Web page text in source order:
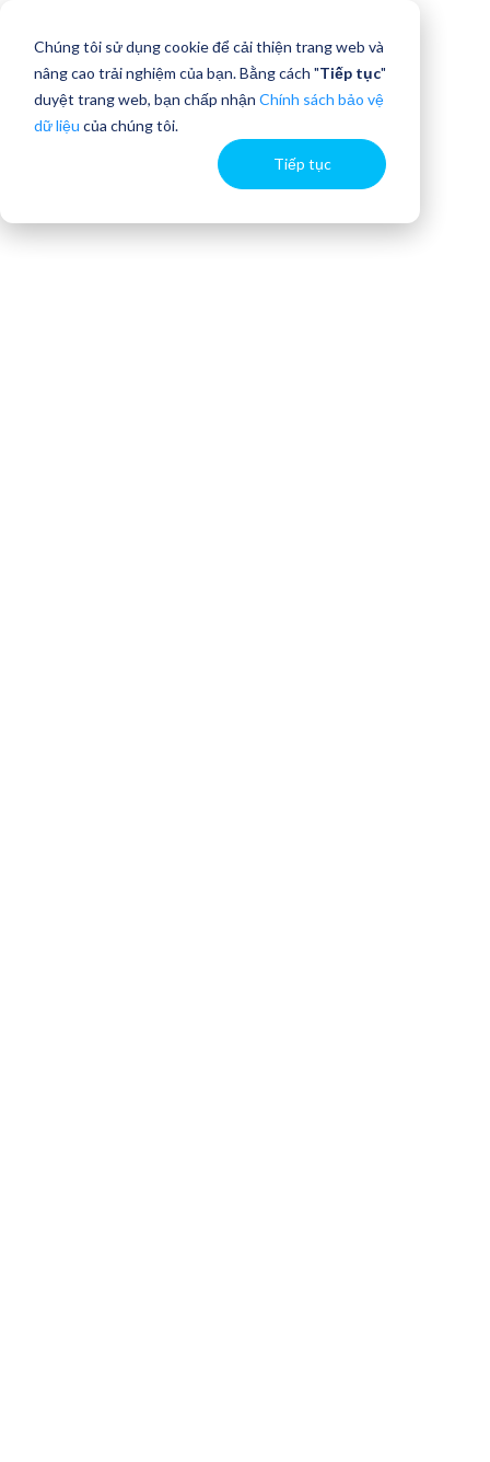
Chúng tôi sử dụng cookie để cải thiện trang web và
nâng cao trải nghiệm của bạn. Bằng cách "Tiếp tục"
duyệt trang web, bạn chấp nhận Chính sách bảo vệ
dữ liệu của chúng tôi.
Tiếp tục